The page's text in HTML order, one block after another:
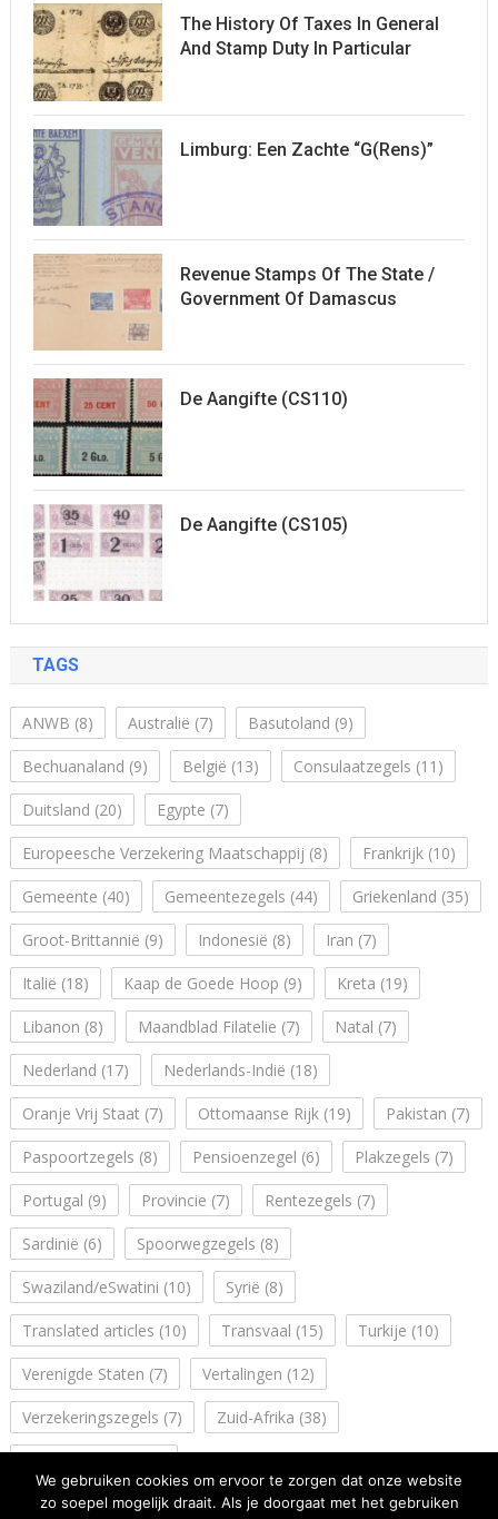
The History Of Taxes In General
And Stamp Duty In Particular
Limburg: Een Zachte “G(rens)”
Revenue Stamps Of The State /
Government Of Damascus
De Aangifte (CS110)
De Aangifte (CS105)
TAGS
ANWB (8) Australië (7) Basutoland (9)
Bechuanaland (9) België (13) Consulaatzegels (11)
Duitsland (20) Egypte (7)
Europeesche Verzekering Maatschappij (8) Frankrijk(10)
Gemeente (40) Gemeentezegels (44) Griekenland (35)
Groot-Brittannië (9) Indonesië (8) Iran (7)
Italië (18) Kaap de Goede Hoop (9) Kreta (19)
Libanon (8) Maandblad Filatelie (7) Natal (7)
Nederland (17) Nederlands-Indië (18)
Oranje Vrij Staat (7) Ottomaanse Rijk(19) Pakistan (7)
Paspoortzegels (8) Pensioenzegel (6) Plakzegels (7)
Portugal (9) Provincie (7) Rentezegels (7)
Sardinië (6) Spoorwegzegels (8)
Swaziland/eSwatini (10) Syrië (8)
Translated articles (10) Transvaal (15) Turkije (10)
Verenigde Staten (7) Vertalingen (12)
Verzekeringszegels (7) Zuid-Afrika (38)
We gebruiken cookies om ervoor te zorgen dat onze website
zo soepel mogelijk draait. Als je doorgaat met het gebruiken